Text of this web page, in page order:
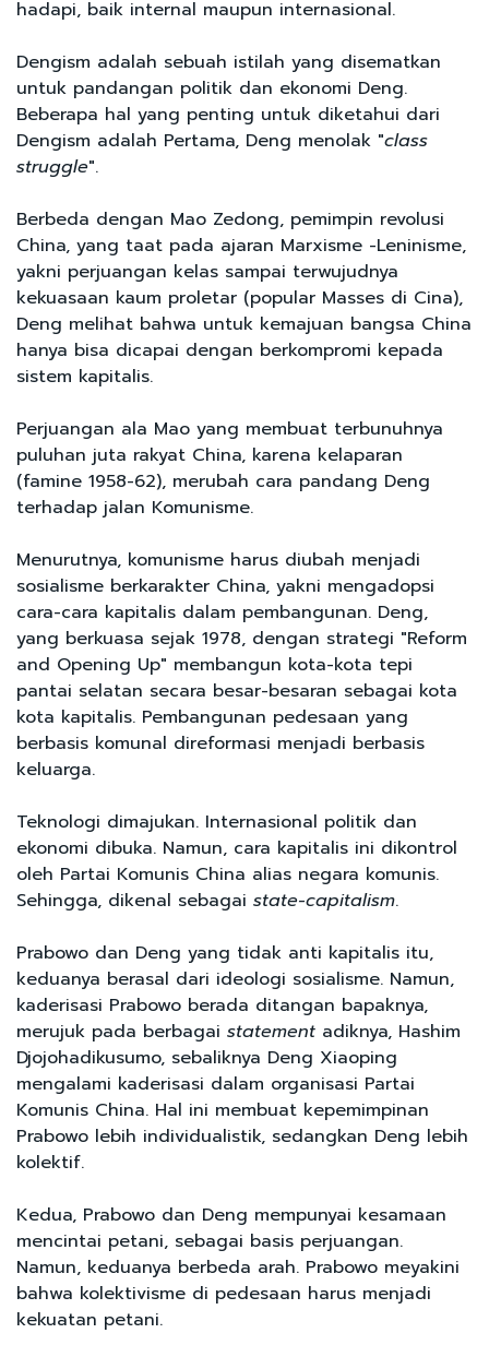
hadapi, baik internal maupun internasional.
Dengism adalah sebuah istilah yang disematkan
untuk pandangan politik dan ekonomi Deng.
Beberapa hal yang penting untuk diketahui dari
Dengism adalah Pertama, Deng menolak "class
struggle".
Berbeda dengan Mao Zedong, pemimpin revolusi
China, yang taat pada ajaran Marxisme -Leninisme,
yakni perjuangan kelas sampai terwujudnya
kekuasaan kaum proletar (popular Masses di Cina),
Deng melihat bahwa untuk kemajuan bangsa China
hanya bisa dicapai dengan berkompromi kepada
sistem kapitalis.
Perjuangan ala Mao yang membuat terbunuhnya
puluhan juta rakyat China, karena kelaparan
(famine 1958-62), merubah cara pandang Deng
terhadap jalan Komunisme.
Menurutnya, komunisme harus diubah menjadi
sosialisme berkarakter China, yakni mengadopsi
cara-cara kapitalis dalam pembangunan. Deng,
yang berkuasa sejak 1978, dengan strategi "Reform
and Opening Up" membangun kota-kota tepi
pantai selatan secara besar-besaran sebagai kota
kota kapitalis. Pembangunan pedesaan yang
berbasis komunal direformasi menjadi berbasis
keluarga.
Teknologi dimajukan. Internasional politik dan
ekonomi dibuka. Namun, cara kapitalis ini dikontrol
oleh Partai Komunis China alias negara komunis.
Sehingga, dikenal sebagai state-capitalism.
Prabowo dan Deng yang tidak anti kapitalis itu,
keduanya berasal dari ideologi sosialisme. Namun,
kaderisasi Prabowo berada ditangan bapaknya,
merujuk pada berbagai statement adiknya, Hashim
Djojohadikusumo, sebaliknya Deng Xiaoping
mengalami kaderisasi dalam organisasi Partai
Komunis China. Hal ini membuat kepemimpinan
Prabowo lebih individualistik, sedangkan Deng lebih
kolektif.
Kedua, Prabowo dan Deng mempunyai kesamaan
mencintai petani, sebagai basis perjuangan.
Namun, keduanya berbeda arah. Prabowo meyakini
bahwa kolektivisme di pedesaan harus menjadi
kekuatan petani.